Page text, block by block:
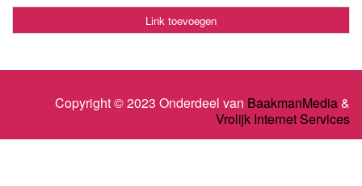
Link toevoegen
Copyright © 2023 Onderdeel van BaakmanMedia&
Vrolijk Internet Services